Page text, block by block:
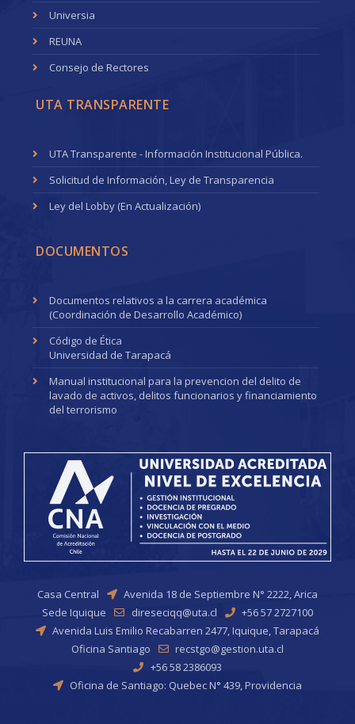
Universia
REUNA
Consejo de Rectores
UTA TRANSPARENTE
UTA Transparente - Información Institucional Pública.
Solicitud de Información, Ley de Transparencia
Ley del Lobby (En Actualización)
DOCUMENTOS
Documentos relativos a la carrera académica
(Coordinación de Desarrollo Académico)
Código de Ética
Universidad de Tarapacá
Manual institucional para la prevencion del delito de
lavado de activos, delitos funcionarios y financiamiento
del terrorismo
Casa Central
Avenida 18 de Septiembre N° 2222, Arica
Sede Iquique
direseciqq@uta.cl
+56 57 2727100
Avenida Luis Emilio Recabarren 2477, Iquique, Tarapacá
Oficina Santiago
recstgo@gestion.uta.cl
+56 58 2386093
Oficina de Santiago: Quebec N° 439, Providencia